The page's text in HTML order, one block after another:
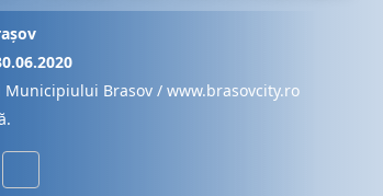
Brasov / www.brasovcity.ro